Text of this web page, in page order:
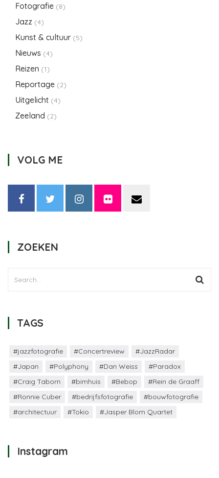
Fotografie (8)
Jazz (4)
Kunst & cultuur (5)
Nieuws (4)
Reizen (1)
Reportage (2)
Uitgelicht (4)
Zeeland (2)
VOLG ME
ZOEKEN
TAGS
#jazzfotografie #Concertreview
#JazzRadar
#Japan
#Polyphony #Dan Weiss
#Paradox
#Craig Taborn
#bimhuis #Bebop
#Rein de Graaff
#Ronnie Cuber
#bedrijfsfotografie
#bouwfotografie
#architectuur
#Tokio #Jasper Blom Quartet
Instagram